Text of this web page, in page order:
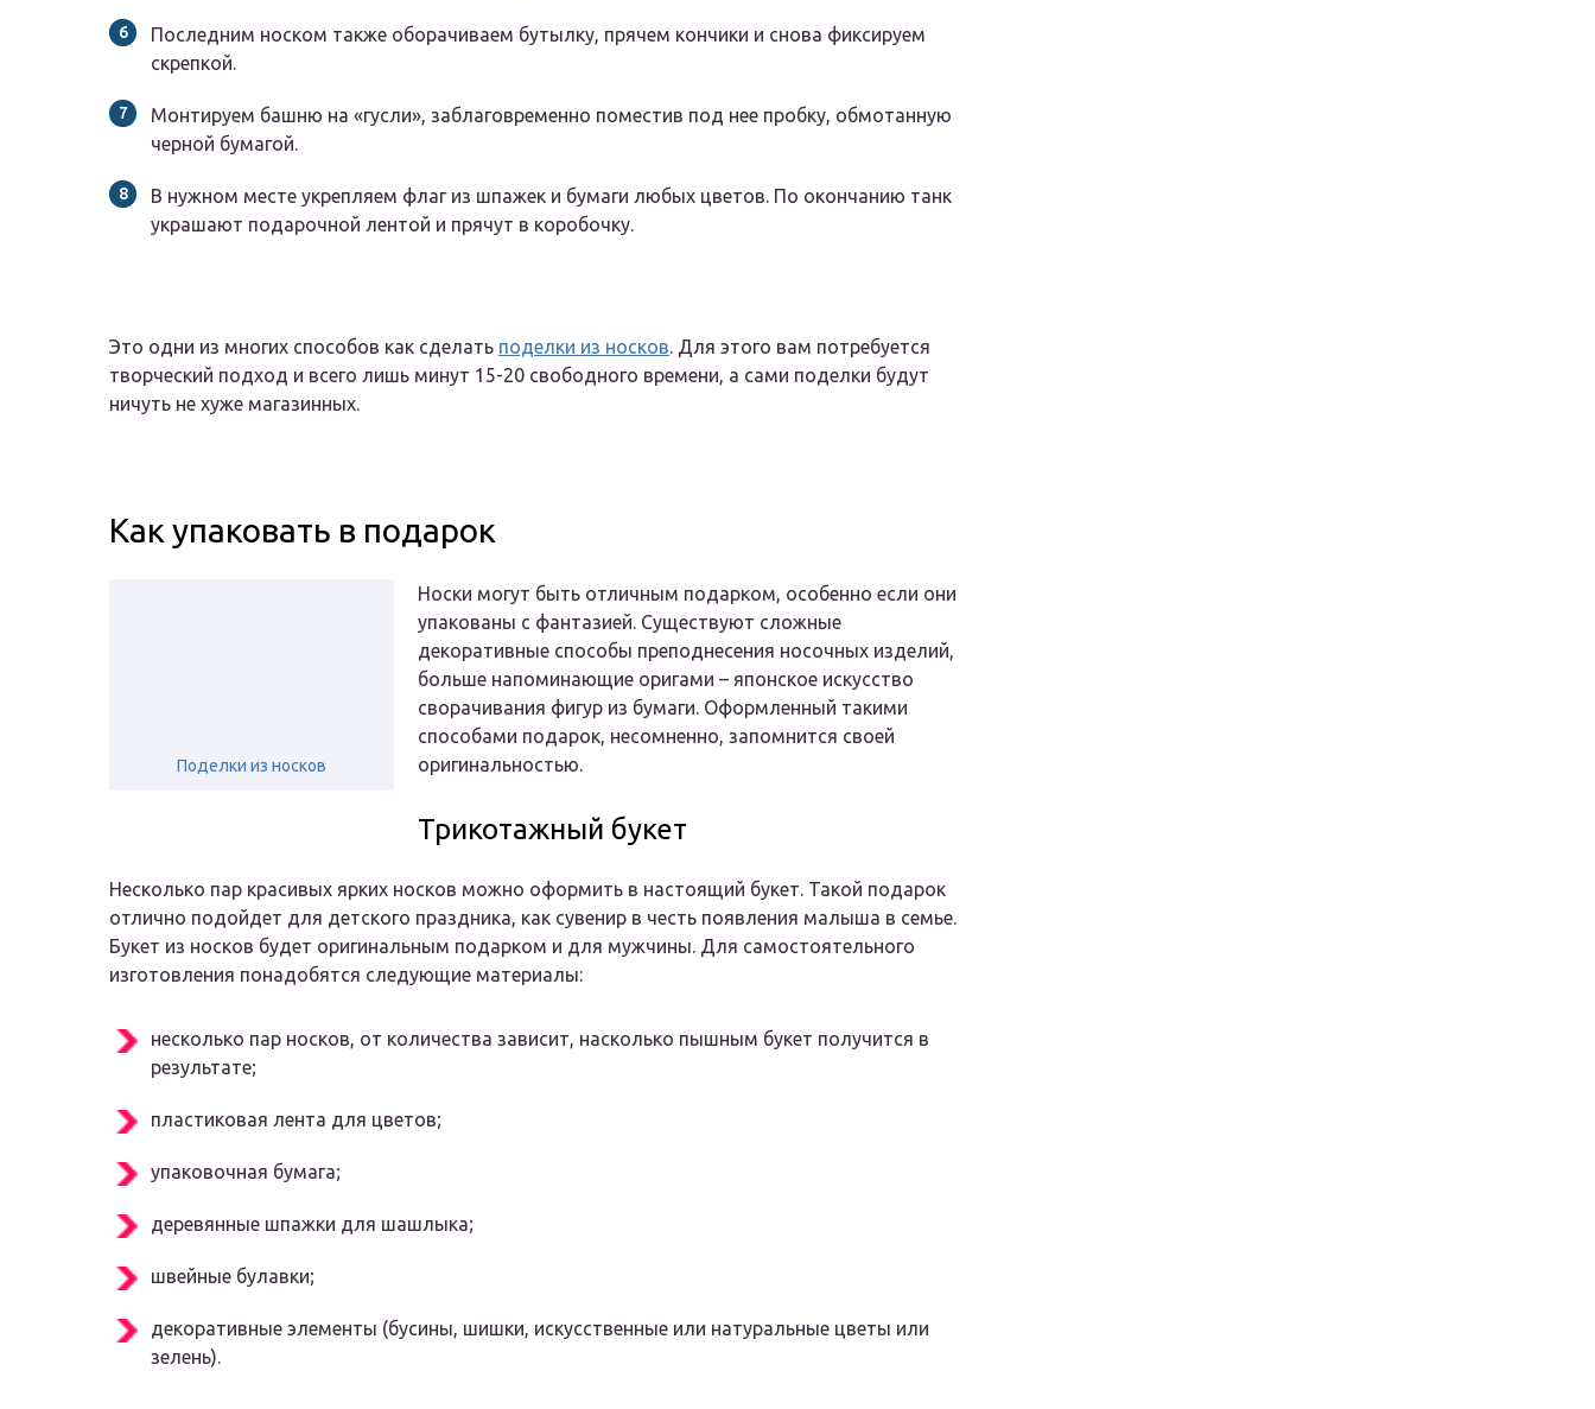
Последним носком также оборачиваем бутылку, прячем кончики и снова фиксируем
скрепкой.
Монтируем башню на «гусли», заблаговременно поместив под нее пробку, обмотанную
черной бумагой.
В нужном месте укрепляем флаг из шпажек и бумаги любых цветов. По окончанию танк
украшают подарочной лентой и прячут в коробочку.
Это одни из многих способов как сделать поделки из носков. Для этого вам потребуется
творческий подход и всего лишь минут 15-20 свободного времени, а сами поделки будут
ничуть не хуже магазинных.
Как упаковать в подарок
Поделки из носков
Носки могут быть отличным подарком, особенно если они
упакованы с фантазией. Существуют сложные
декоративные способы преподнесения носочных изделий,
больше напоминающие оригами – японское искусство
сворачивания фигур из бумаги. Оформленный такими
способами подарок, несомненно, запомнится своей
оригинальностью.
Трикотажный букет
Несколько пар красивых ярких носков можно оформить в настоящий букет. Такой подарок
отлично подойдет для детского праздника, как сувенир в честь появления малыша в семье.
Букет из носков будет оригинальным подарком и для мужчины. Для самостоятельного
изготовления понадобятся следующие материалы:
несколько пар носков, от количества зависит, насколько пышным букет получится в
результате;
пластиковая лента для цветов;
упаковочная бумага;
деревянные шпажки для шашлыка;
швейные булавки;
декоративные элементы (бусины, шишки, искусственные или натуральные цветы или
зелень).